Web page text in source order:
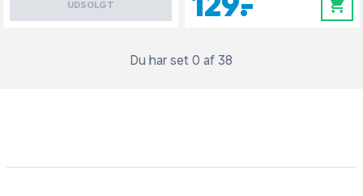
UDSOLGT 0
Du har set 0 af 38